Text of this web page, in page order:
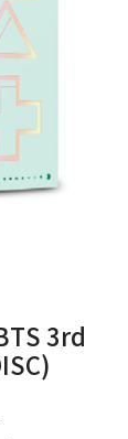
3rd